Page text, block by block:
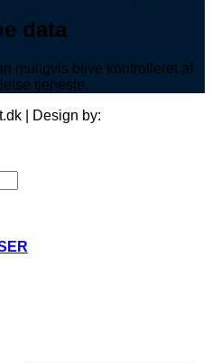
data
muligvis blive kontrolleret af
tjeneste.
| Design by: